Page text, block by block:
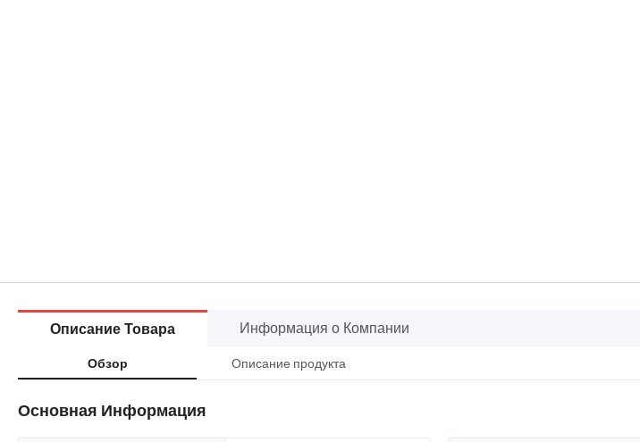
Описание Товара Информация о Компании
Обзор Описание продукта
Основная Информация